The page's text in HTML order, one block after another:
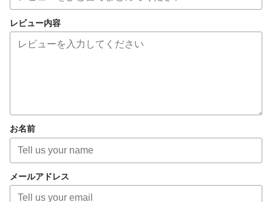
レビュー内容
お名前
メールアドレス